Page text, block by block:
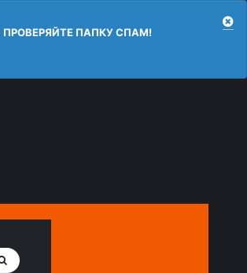
ПРОВЕРЯЙТЕ ПАПКУ СПАМ!